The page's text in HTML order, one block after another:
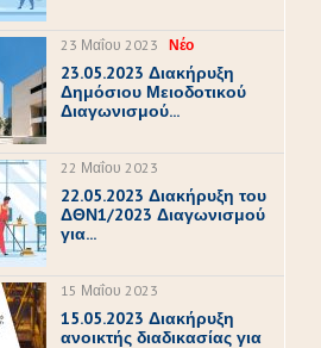
23 Μαΐου 2023 Νέο
23.05.2023 Διακήρυξη
Δημόσιου Μειοδοτικού
Διαγωνισμού...
22 Μαΐου 2023
22.05.2023 Διακήρυξη του
ΔΘΝ1/2023 Διαγωνισμού
για...
15 Μαΐου 2023
15.05.2023 Διακήρυξη
ανοικτής διαδικασίας για